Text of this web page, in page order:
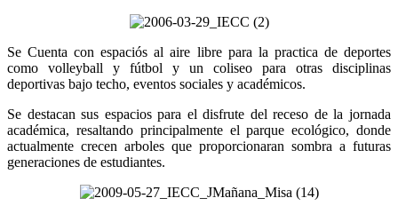
Se Cuenta con espaciós al aire libre para la practica de deportes
como volleyball y fútbol y un coliseo para otras disciplinas
deportivas bajo techo, eventos sociales y académicos.
Se destacan sus espacios para el disfrute del receso de la jornada
académica, resaltando principalmente el parque ecológico, donde
actualmente crecen arboles que proporcionaran sombra a futuras
generaciones de estudiantes.